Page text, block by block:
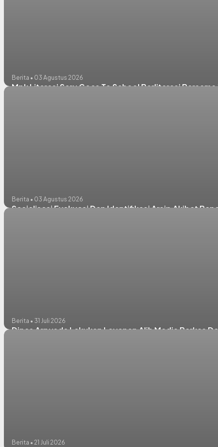
Berita • 03 Agustus 2026
Mpk Literasi Seru Goes To School Berliterasi
Berita • 03 Agustus 2026
Sosialisasi Evakuasi Dan Identifikasi Arsip Akibat
Berita • 31 Juli 2026
Dinas Arpusda Lakukan Layanan Alih Media Berkas
Berita • 21 Juli 2026